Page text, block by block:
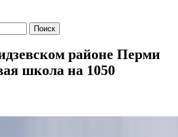
районе Перми
школа на 1050